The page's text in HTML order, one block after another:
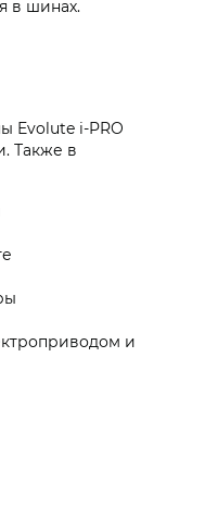
в шинах.
Evolute i‑PRO
Также в
и